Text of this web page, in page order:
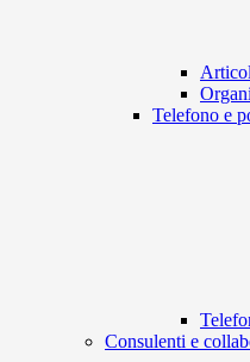
Telefono e
Consulenti e